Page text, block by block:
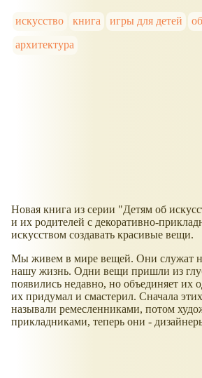
искусство книга игры для детей
архитектура
Новая книга из серии "Детям об
и их родителей с декоративно-
искусством создавать красивые вещи.
Мы живем в мире вещей. Они служат
нашу жизнь. Одни вещи пришли из
появились недавно, но объединяет их
их придумал и смастерил. Сначала
называли ремесленниками, потом
прикладниками, теперь они -